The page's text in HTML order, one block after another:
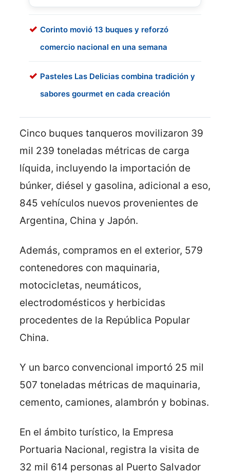
Corinto movió 13 buques y reforzó
comercio nacional en una semana
Pasteles Las Delicias combina tradición y
sabores gourmet en cada creación
Cinco buques tanqueros movilizaron 39
mil 239 toneladas métricas de carga
líquida, incluyendo la importación de
búnker, diésel y gasolina, adicional a eso,
845 vehículos nuevos provenientes de
Argentina, China y Japón.
Además, compramos en el exterior, 579
contenedores con maquinaria,
motocicletas, neumáticos,
electrodomésticos y herbicidas
procedentes de la República Popular
China.
Y un barco convencional importó 25 mil
507 toneladas métricas de maquinaria,
cemento, camiones, alambrón y bobinas.
En el ámbito turístico, la Empresa
Portuaria Nacional, registra la visita de
32 mil 614 personas al Puerto Salvador